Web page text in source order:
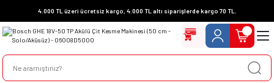
4.000 TL üzeri ücretsiz kargo, 4.000 TL altı siparişlerde kargo 70 TL.